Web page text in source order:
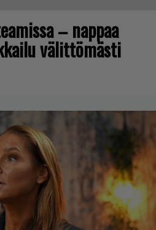
– nappaa
välittömästi